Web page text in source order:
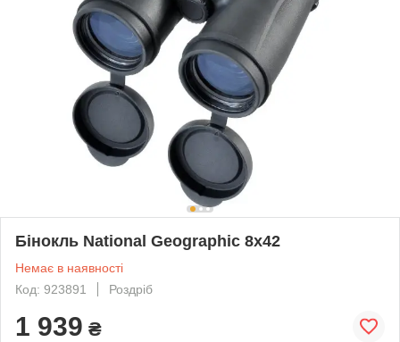
Бінокль National Geographic 8x42
Немає в наявності
Код: 923891
Роздріб
1 939 ₴